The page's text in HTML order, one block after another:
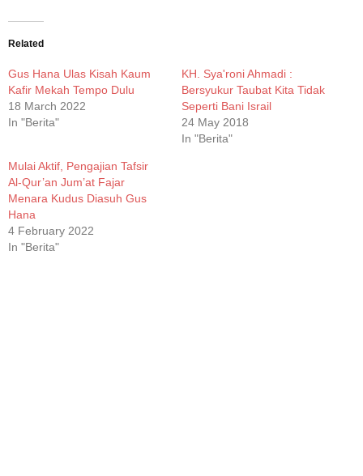
(Opens
new
Related
Gus Hana Ulas Kisah Kaum
Kafir Mekah Tempo Dulu
18 March 2022
In "Berita"
KH. Sya'roni Ahmadi :
Bersyukur Taubat Kita Tidak
Seperti Bani Israil
24 May 2018
In "Berita"
Mulai Aktif, Pengajian Tafsir
Al-Qur’an Jum’at Fajar
Menara Kudus Diasuh Gus
Hana
4 February 2022
In "Berita"